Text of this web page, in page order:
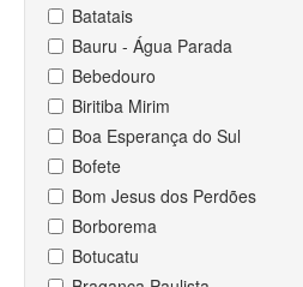
Batatais
Bauru - Água Parada
Bebedouro
Biritiba Mirim
Boa Esperança do Sul
Bofete
Bom Jesus dos Perdões
Borborema
Botucatu